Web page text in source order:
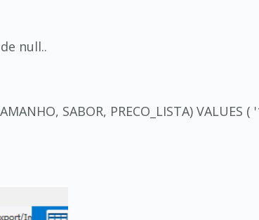
null..
SABOR, PRECO_LISTA) VALUES